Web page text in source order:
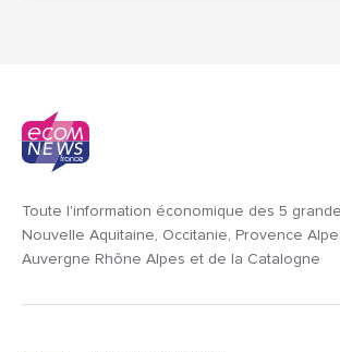
Toute l'information économique des 5
Nouvelle Aquitaine, Occitanie, Provence
Auvergne Rhône Alpes et de la Catalogne